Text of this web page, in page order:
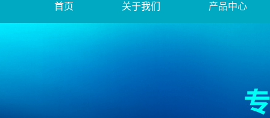
首页 关于我们 产品中心